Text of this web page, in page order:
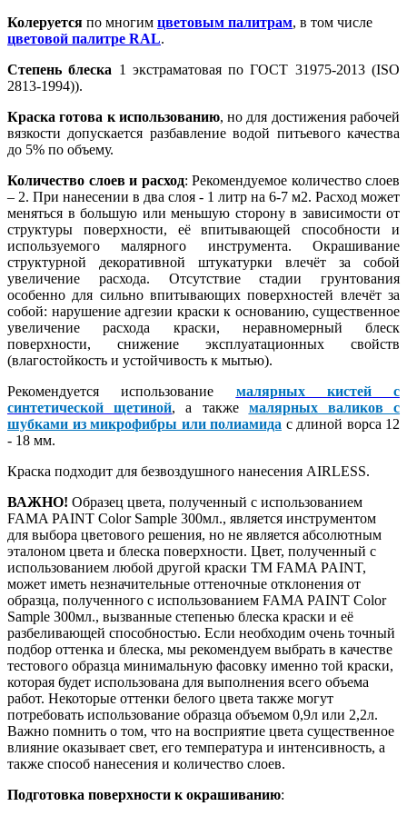
Колеруется по многим цветовым палитрам, в том числе
цветовой палитре RAL.
Степень блеска 1 экстраматовая по ГОСТ 31975-2013 (ISO
2813-1994)).
Краска готова к использованию, но для достижения рабочей
вязкости допускается разбавление водой питьевого качества
до 5% по объему.
Количество слоев и расход: Рекомендуемое количество слоев
– 2. При нанесении в два слоя - 1 литр на 6-7 м2. Расход может
меняться в большую или меньшую сторону в зависимости от
структуры поверхности, её впитывающей способности и
используемого малярного инструмента. Окрашивание
структурной декоративной штукатурки влечёт за собой
увеличение расхода. Отсутствие стадии грунтования
особенно для сильно впитывающих поверхностей влечёт за
собой: нарушение адгезии краски к основанию, существенное
увеличение расхода краски, неравномерный блеск
поверхности, снижение эксплуатационных свойств
(влагостойкость и устойчивость к мытью).
Рекомендуется использование малярных кистей с
синтетической щетиной, а также малярных валиков с
шубками из микрофибры или полиамида с длиной ворса 12
- 18 мм.
Краска подходит для безвоздушного нанесения AIRLESS.
ВАЖНО! Образец цвета, полученный с использованием
FAMA PAINT Color Sample 300мл., является инструментом
для выбора цветового решения, но не является абсолютным
эталоном цвета и блеска поверхности. Цвет, полученный с
использованием любой другой краски ТМ FAMA PAINT,
может иметь незначительные оттеночные отклонения от
образца, полученного с использованием FAMA PAINT Color
Sample 300мл., вызванные степенью блеска краски и её
разбеливающей способностью. Если необходим очень точный
подбор оттенка и блеска, мы рекомендуем выбрать в качестве
тестового образца минимальную фасовку именно той краски,
которая будет использована для выполнения всего объема
работ. Некоторые оттенки белого цвета также могут
потребовать использование образца объемом 0,9л или 2,2л.
Важно помнить о том, что на восприятие цвета существенное
влияние оказывает свет, его температура и интенсивность, а
также способ нанесения и количество слоев.
Подготовка поверхности к окрашиванию: